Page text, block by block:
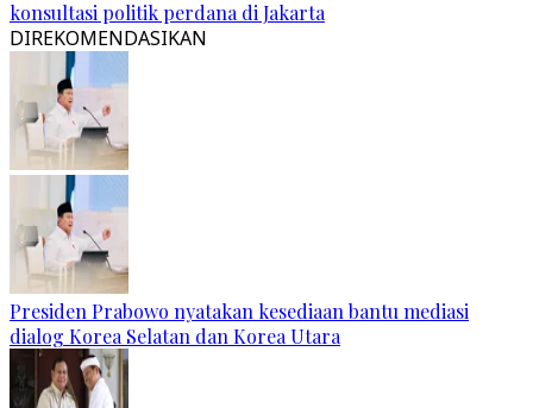
konsultasi politik perdana di Jakarta
DIREKOMENDASIKAN
Presiden Prabowo nyatakan kesediaan bantu mediasi
dialog Korea Selatan dan Korea Utara